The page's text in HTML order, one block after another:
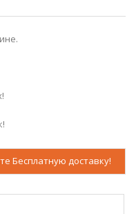
Бесплатную доставку!